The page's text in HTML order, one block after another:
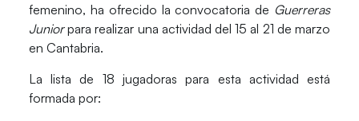
femenino, ha ofrecido laconvocatoria de Guerreras
Juniorpara realizar una actividad del 15 al 21 de marzo
en Cantabria.
La lista de 18 jugadoras para esta actividad está
formada por: